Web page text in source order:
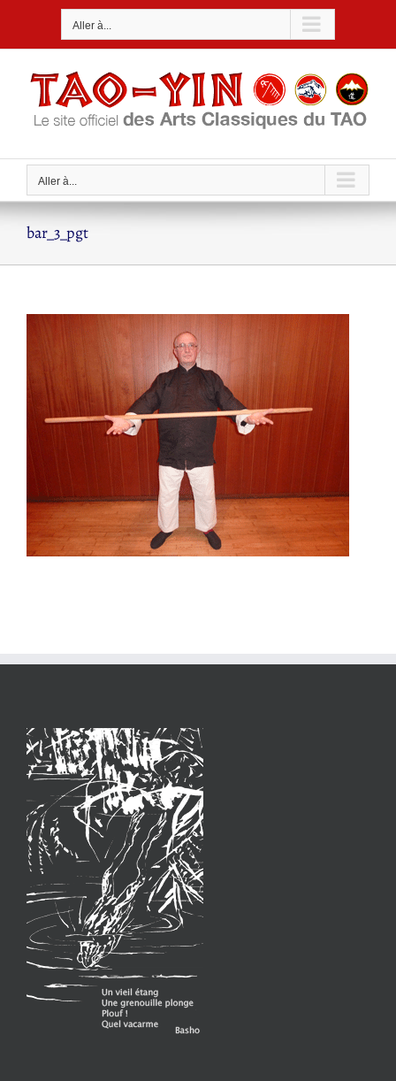
Aller à...
Aller à...
bar_3_pgt